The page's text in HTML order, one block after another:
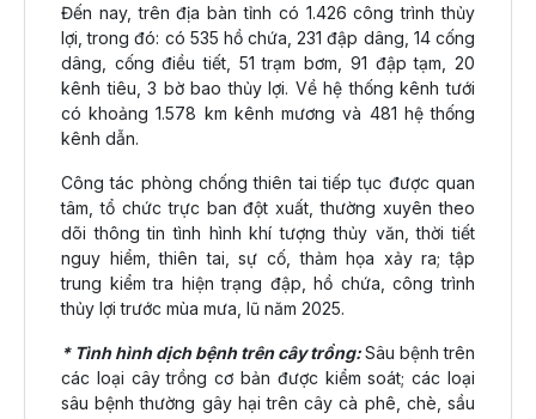
Đến nay, trên địa bàn tỉnh có 1.426 công trình thủy
lợi, trong đó: có 535 hồ chứa, 231 đập dâng, 14 cống
dâng, cống điều tiết, 51 trạm bơm, 91 đập tạm, 20
kênh tiêu, 3 bờ bao thủy lợi. Về hệ thống kênh tưới
có khoảng 1.578 km kênh mương và 481 hệ thống
kênh dẫn.
Công tác phòng chống thiên tai tiếp tục được quan
tâm, tổ chức trực ban đột xuất, thường xuyên theo
dõi thông tin tình hình khí tượng thủy văn, thời tiết
nguy hiểm, thiên tai, sự cố, thảm họa xảy ra; tập
trung kiểm tra hiện trạng đập, hồ chứa, công trình
thủy lợi trước mùa mưa, lũ năm 2025.
* Tình hình dịch bệnh trên cây trồng:Sâu bệnh trên
các loại cây trồng cơ bản được kiểm soát; các loại
sâu bệnh thường gây hại trên cây cà phê, chè, sầu